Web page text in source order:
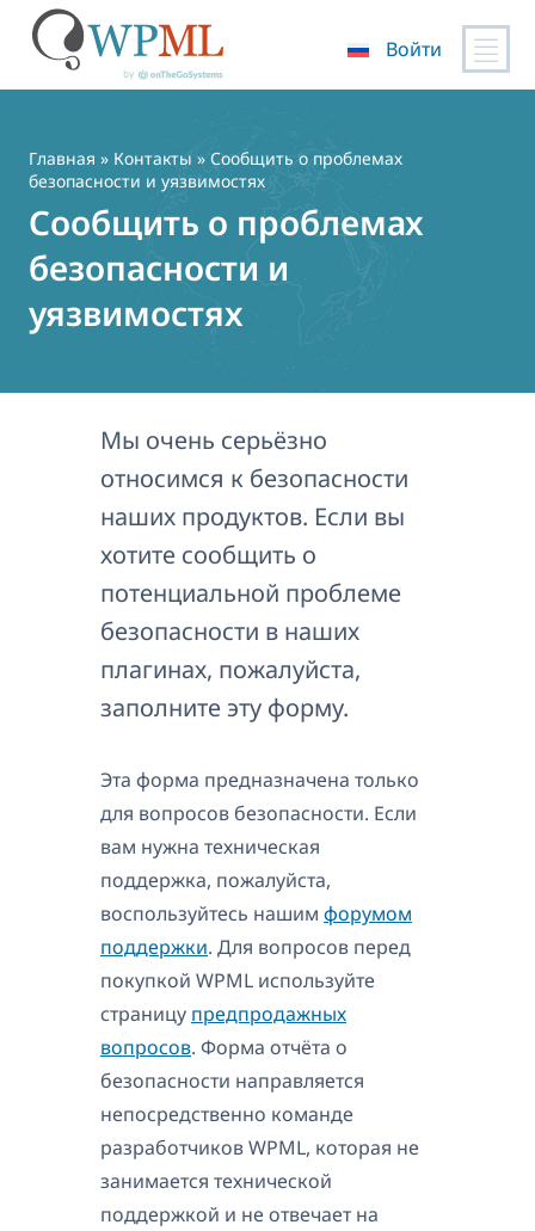
содержимому
Войти
Главная » Контакты » Сообщить о проблемах
безопасности и уязвимостях
Сообщить о проблемах
безопасности и
уязвимостях
Мы очень серьёзно
относимся к безопасности
наших продуктов. Если вы
хотите сообщить о
потенциальной проблеме
безопасности в наших
плагинах, пожалуйста,
заполните эту форму.
Эта форма предназначена только
для вопросов безопасности. Если
вам нужна техническая
поддержка, пожалуйста,
воспользуйтесь нашим форумом
поддержки. Для вопросов перед
покупкой WPML используйте
страницу предпродажных
вопросов. Форма отчёта о
безопасности направляется
непосредственно команде
разработчиков WPML, которая не
занимается технической
поддержкой и не отвечает на